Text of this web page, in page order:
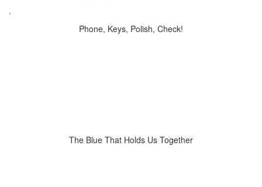
.
Phone, Keys, Polish, Check!
The Blue That Holds Us Together